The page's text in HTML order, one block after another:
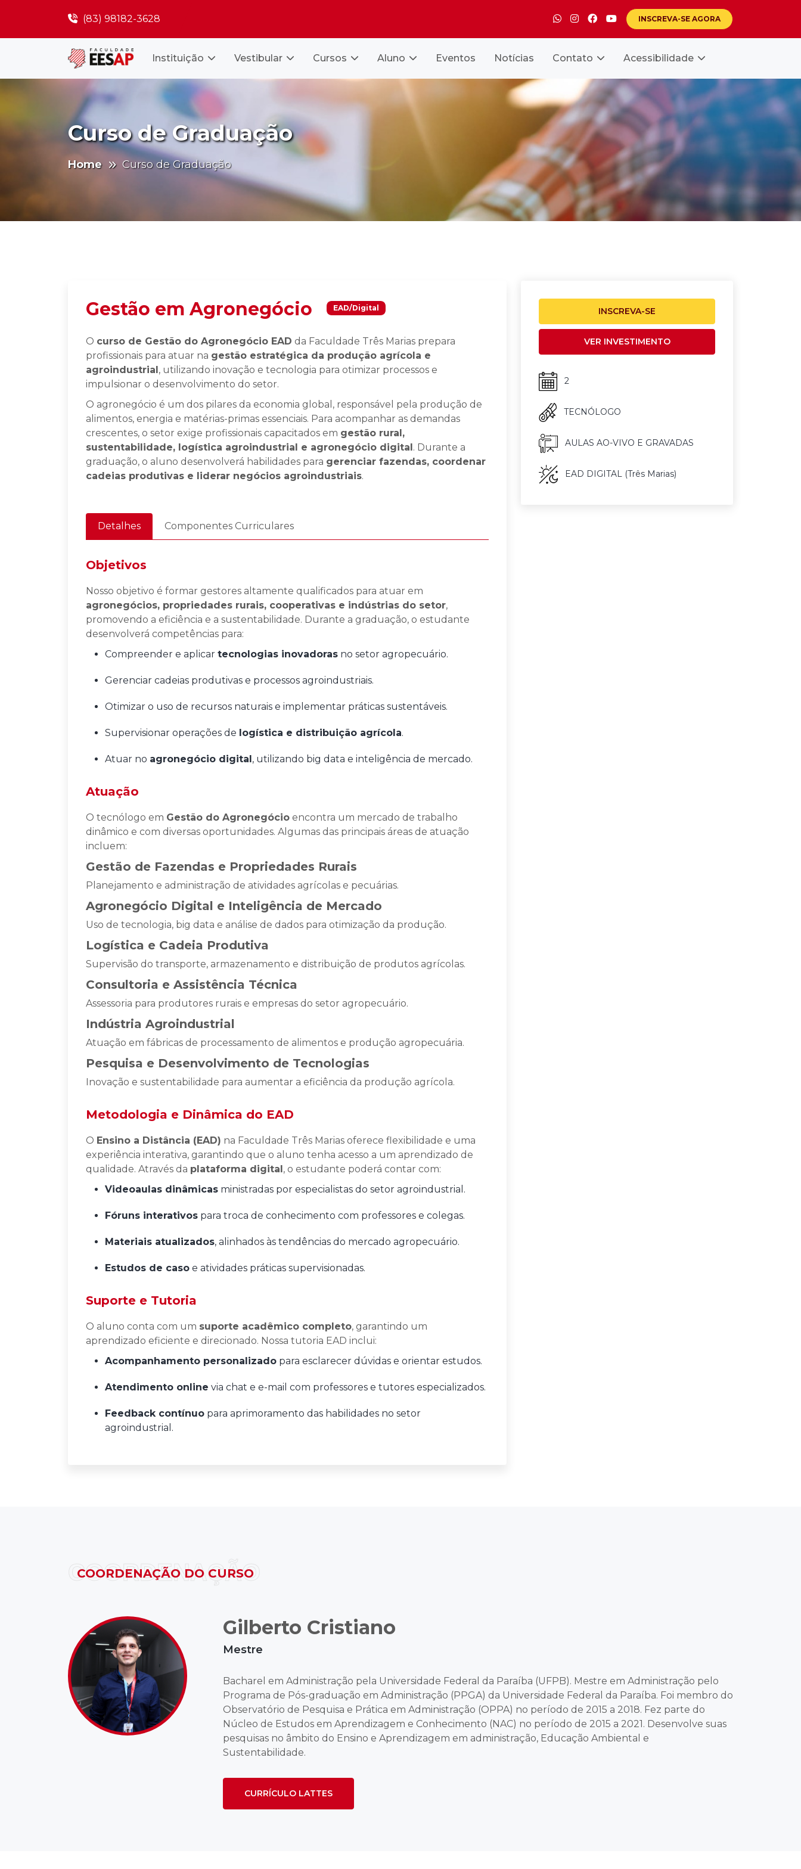
(83) 98182-3628 INSCREVA-SE AGORA
Instituição Vestibular Cursos Aluno Eventos Notícias Contato Acessibilidade
Curso de Graduação
Home Curso de Graduação
Gestão em Agronegócio EAD/Digital
O curso de Gestão do Agronegócio EAD da Faculdade Três Marias prepara
profissionais para atuar na gestão estratégica da produção agrícola e
agroindustrial, utilizando inovação e tecnologia para otimizar processos e
impulsionar o desenvolvimento do setor.
O agronegócio é um dos pilares da economia global, responsável pela produção de
alimentos, energia e matérias-primas essenciais. Para acompanhar as demandas
crescentes, o setor exige profissionais capacitados em gestão rural,
sustentabilidade, logística agroindustrial e agronegócio digital. Durante a
graduação, o aluno desenvolverá habilidades para gerenciar fazendas, coordenar
cadeias produtivas e liderar negócios agroindustriais.
Detalhes Componentes Curriculares
Objetivos
Nosso objetivo é formar gestores altamente qualificados para atuar em
agronegócios, propriedades rurais, cooperativas e indústrias do setor,
promovendo a eficiência e a sustentabilidade. Durante a graduação, o estudante
desenvolverá competências para:
Compreender e aplicar tecnologias inovadoras no setor agropecuário.
Gerenciar cadeias produtivas e processos agroindustriais.
Otimizar o uso de recursos naturais e implementar práticas sustentáveis.
Supervisionar operações de logística e distribuição agrícola.
Atuar no agronegócio digital, utilizando big data e inteligência de mercado.
Atuação
O tecnólogo em Gestão do Agronegócio encontra um mercado de trabalho
dinâmico e com diversas oportunidades. Algumas das principais áreas de atuação
incluem:
Gestão de Fazendas e Propriedades Rurais
Planejamento e administração de atividades agrícolas e pecuárias.
Agronegócio Digital e Inteligência de Mercado
Uso de tecnologia, big data e análise de dados para otimização da produção.
Logística e Cadeia Produtiva
Supervisão do transporte, armazenamento e distribuição de produtos agrícolas.
Consultoria e Assistência Técnica
Assessoria para produtores rurais e empresas do setor agropecuário.
Indústria Agroindustrial
Atuação em fábricas de processamento de alimentos e produção agropecuária.
Pesquisa e Desenvolvimento de Tecnologias
Inovação e sustentabilidade para aumentar a eficiência da produção agrícola.
Metodologia e Dinâmica do EAD
O Ensino a Distância (EAD) na Faculdade Três Marias oferece flexibilidade e uma
experiência interativa, garantindo que o aluno tenha acesso a um aprendizado de
qualidade. Através da plataforma digital, o estudante poderá contar com:
Videoaulas dinâmicas ministradas por especialistas do setor agroindustrial.
Fóruns interativos para troca de conhecimento com professores e colegas.
Materiais atualizados, alinhados às tendências do mercado agropecuário.
Estudos de caso e atividades práticas supervisionadas.
Suporte e Tutoria
O aluno conta com um suporte acadêmico completo, garantindo um
aprendizado eficiente e direcionado. Nossa tutoria EAD inclui:
Acompanhamento personalizado para esclarecer dúvidas e orientar estudos.
Atendimento online via chat e e-mail com professores e tutores especializados.
Feedback contínuo para aprimoramento das habilidades no setor
agroindustrial.
INSCREVA-SE
VER INVESTIMENTO
2
TECNÓLOGO
AULAS AO-VIVO E GRAVADAS
EAD DIGITAL (Três Marias)
COORDENAÇÃO DO CURSO
COORDENAÇÃO
Gilberto Cristiano
Mestre
Bacharel em Administração pela Universidade Federal da Paraíba (UFPB). Mestre em Administração pelo
Programa de Pós-graduação em Administração (PPGA) da Universidade Federal da Paraíba. Foi membro do
Observatório de Pesquisa e Prática em Administração (OPPA) no período de 2015 a 2018. Fez parte do
Núcleo de Estudos em Aprendizagem e Conhecimento (NAC) no período de 2015 a 2021. Desenvolve suas
pesquisas no âmbito do Ensino e Aprendizagem em administração, Educação Ambiental e
Sustentabilidade.
CURRÍCULO LATTES